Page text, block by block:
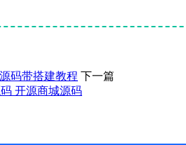
码带搭建教程 下一篇
开源商城源码